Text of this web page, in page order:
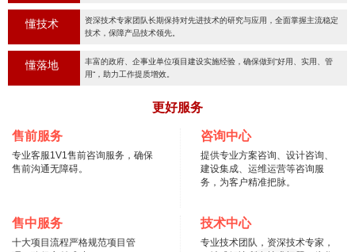
懂技术
资深技术专家团队长期保持对先进技术的研究与应用，全面掌握主流稳定
技术，保障产品技术领先。
懂落地
丰富的政府、企事业单位项目建设实施经验，确保做到“好用、实用、管
用“，助力工作提质增效。
更好服务
售前服务
专业客服1V1售前咨询服务，确保
售前沟通无障碍。
咨询中心
提供专业方案咨询、设计咨询、
建设集成、运维运营等咨询服
务，为客户精准把脉。
售中服务
十大项目流程严格规范项目管
技术中心
专业技术团队，资深技术专家，